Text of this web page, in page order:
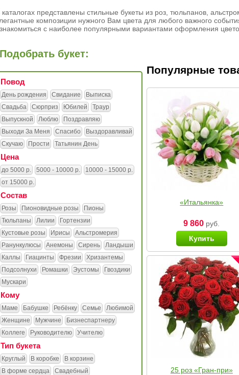
каталогах представлены стильные букеты из роз, тюльпанов,
композиции нужного Вам цвета для любого важного
с наиболее популярными вариантами оформления
Подобрать букет:
Повод
День рождения Свидание
Выписка
Свадьба
Сюрприз Юбилей
Траур
Выпускной
Люблю
Поздравляю
Выходи За Меня
Спасибо
Выздоравливай
Скучаю
Прости Татьянин День
Цена
до 5000 р. 5000 - 10000 р.
10000 - 15000 р.
от 15000 р.
Состав
Розы Пионовидные розы
Пионы
Тюльпаны
Лилии
Гортензии
Кустовые розы
Ирисы
Альстромерия
Ранункулюсы
Анемоны Сирень
Ландыши
Каллы
Гиацинты Фрезии
Хризантемы
Подсолнухи
Ромашки Эустомы
Гвоздики
Мускари
Кому
Маме Бабушке Ребёнку Семье
Любимой
Женщине
Мужчине
Бизнеспартнеру
Коллеге
Руководителю Учителю
Тип букета
Круглый В коробке
В корзине
В форме сердца
Свадебный
Популярные
«Итальянка»
9 860 руб.
Купить
25 роз «Гран-при»